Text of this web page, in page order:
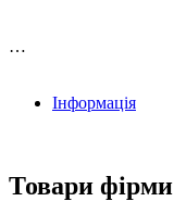
…
Інформація
Товари фірми